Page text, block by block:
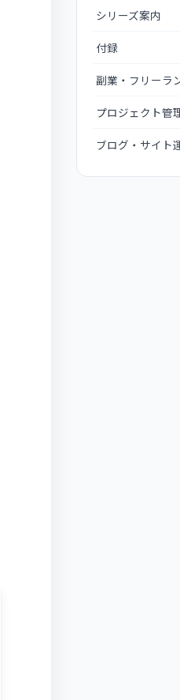
シリーズ案内
付録
副業・フリーラ
プロジェクト管
ブログ・サイト